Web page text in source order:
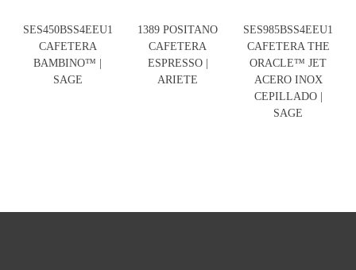
SES450BSS4EEU1
CAFETERA
BAMBINO™ |
SAGE
1389 POSITANO
CAFETERA
ESPRESSO |
ARIETE
SES985BSS4EEU1
CAFETERA THE
ORACLE™ JET
ACERO INOX
CEPILLADO |
SAGE